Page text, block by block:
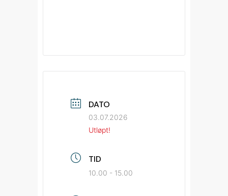
DATO
03.07.2026
Utløpt!
TID
10.00 - 15.00